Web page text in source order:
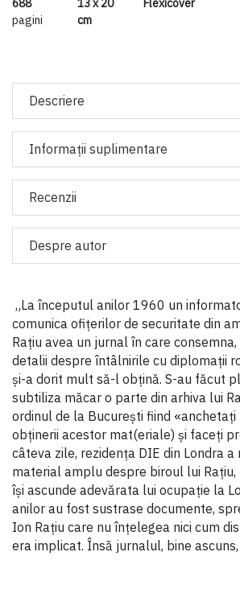
pagini
cm
Descriere
Informaţii suplimentare
Recenzii
Despre autor
„La începutul anilor 1960 un
comunica ofițerilor de securitate din
Rațiu avea un jurnal în care
detalii despre întâlnirile cu diplomații
și-a dorit mult să-l obțină. S-au făcut
subtiliza măcar o parte din arhiva lui
ordinul de la București fiind
obținerii acestor mat(eriale) și faceți
câteva zile, rezidența DIE din Londra a
material amplu despre biroul lui
își ascunde adevărata lui ocupație la
anilor au fost sustrase documente,
Ion Rațiu care nu înțelegea nici cum
era implicat. Însă jurnalul, bine